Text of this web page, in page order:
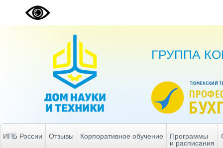
ГРУППА
ИПБ России Отзывы Корпоративное обучение
Программы
и расписания